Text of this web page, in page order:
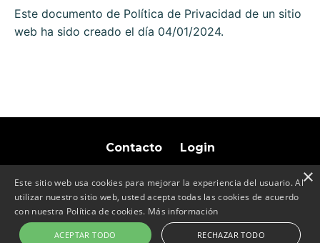
Este documento de Política de Privacidad de un sitio
web ha sido creado el día 04/01/2024.
Contacto Login
© 2026 BUVE.APPAviso Legal-Privacidad
×
Este sitio web usa cookies para mejorar la experiencia del usuario. Al
utilizar nuestro sitio web, usted acepta todas las cookies de acuerdo
con nuestra Política de cookies. Más información
ACEPTAR TODO RECHAZAR TODO